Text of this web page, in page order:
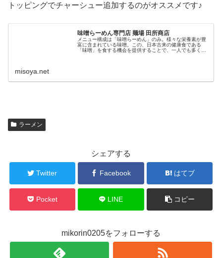
トッピングでチャーシュー追加するのがオススメです♪
味噌らーめん専門店 麺場 田所商店
メニュー構成は「味噌らーめん」のみ。様々な栄養素が豊
富に含まれている味噌。この、日本古来の健康食である
「味噌」を食する機会を提供することで、一人でも多くの
misoya.net
ラーメン
シェアする
Twitter Facebook はてブ
Pocket LINE コピー
mikorin0205をフォローする